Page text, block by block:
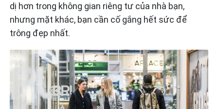
dị hơn trong không gian riêng tư của nhà bạn,
nhưng mặt khác, bạn cần cố gắng hết sức để
trông đẹp nhất.